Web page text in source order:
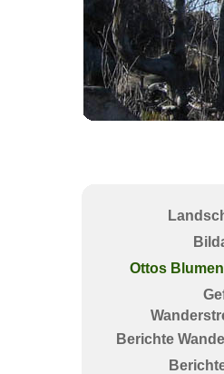
Ottos
Berichte